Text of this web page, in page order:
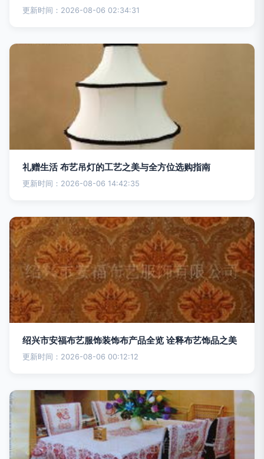
更新时间：2026-08-06 02:34:31
礼赠生活 布艺吊灯的工艺之美与全方位选购指南
更新时间：2026-08-06 14:42:35
绍兴市安福布艺服饰装饰布产品全览 诠释布艺饰品之美
更新时间：2026-08-06 00:12:12